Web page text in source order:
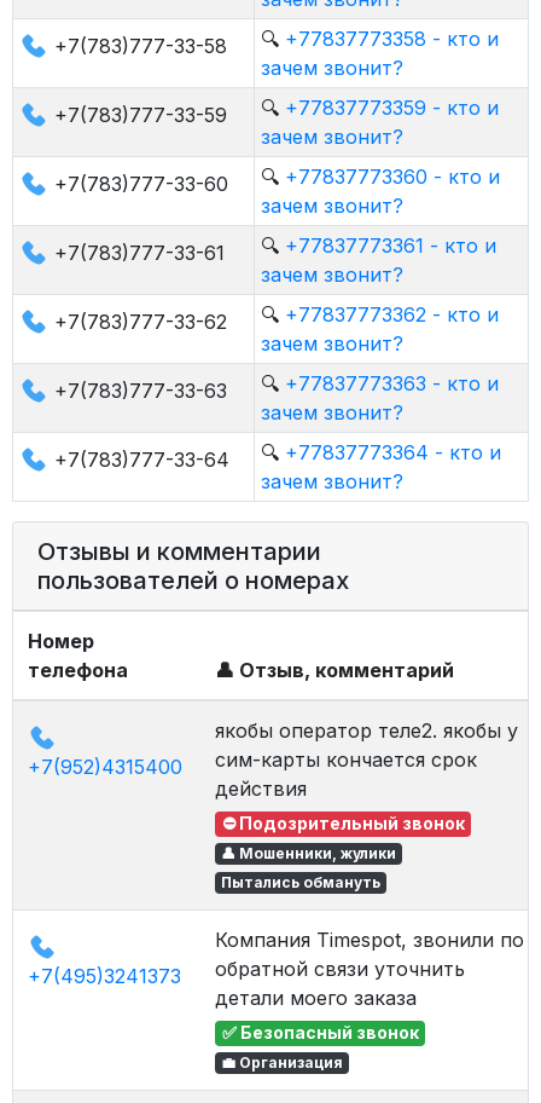
+7(783)777-33-58
🔍 +77837773358 - кто и
зачем звонит?
+7(783)777-33-59
🔍 +77837773359 - кто и
зачем звонит?
+7(783)777-33-60
🔍 +77837773360 - кто и
зачем звонит?
+7(783)777-33-61
🔍 +77837773361 - кто и
зачем звонит?
+7(783)777-33-62
🔍 +77837773362 - кто и
зачем звонит?
+7(783)777-33-63
🔍 +77837773363 - кто и
зачем звонит?
+7(783)777-33-64
🔍 +77837773364 - кто и
зачем звонит?
Отзывы и комментарии
пользователей о номерах
Номер
телефона
👤 Отзыв, комментарий
+7(952)4315400
якобы оператор теле2. якобы у
сим-карты кончается срок
действия
⛔ Подозрительный звонок
👤 Мошенники, жулики
Пытались обмануть
+7(495)3241373
Компания Timespot, звонили по
обратной связи уточнить
детали моего заказа
✅ Безопасный звонок
💼 Организация